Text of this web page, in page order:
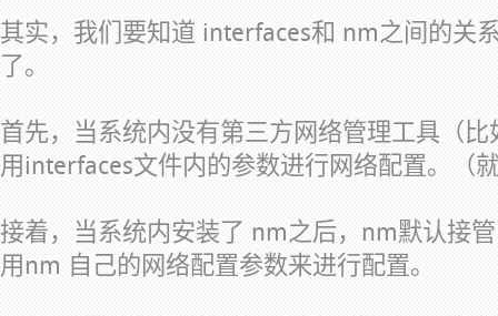
其实，我们要知道 interfaces和 nm之间的关
了。
首先，当系统内没有第三方网络管理工具（
用interfaces文件内的参数进行网络配置。（
接着，当系统内安装了 nm之后，nm默认接
用nm 自己的网络配置参数来进行配置。